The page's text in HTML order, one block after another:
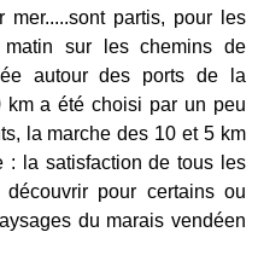
mer.....sont partis, pour les
sur les chemins de
autour des ports de la
km a été choisi par un peu
la marche des 10 et 5 km
: la satisfaction de tous les
pour certains ou
du marais vendéen